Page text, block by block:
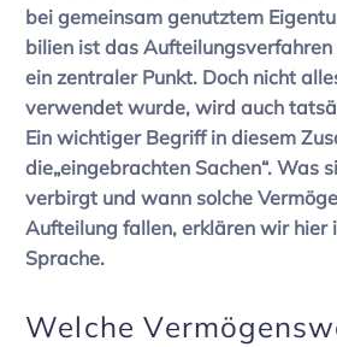
bei gemeinsam genutztem
bi­lien ist das Auftei­lungs­ver­fahren
ein zentraler Punkt. Doch nicht
verwendet wurde, wird auch
Ein wich­tiger Begriff in diesem
die„eingebrachten Sachen“. Was
verbirgt und wann solche
Auftei­lung fallen, erklären wir hier
Sprache.
Welche